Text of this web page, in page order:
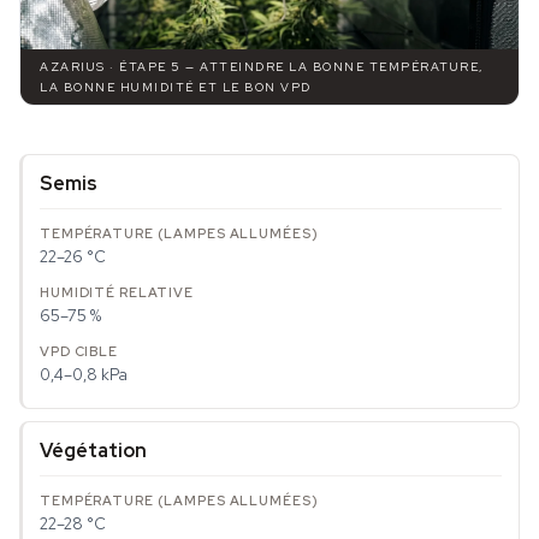
AZARIUS · ÉTAPE 5 — ATTEINDRE LA BONNE TEMPÉRATURE,
LA BONNE HUMIDITÉ ET LE BON VPD
Semis
22–26 °C
65–75 %
0,4–0,8 kPa
Végétation
22–28 °C